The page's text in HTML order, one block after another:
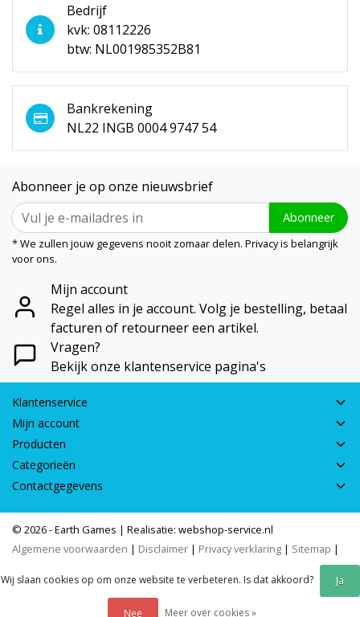
Bedrijf
kvk: 08112226
btw: NL001985352B81
Bankrekening
NL22 INGB 0004 9747 54
Abonneer je op onze nieuwsbrief
Abonneer
* We zullen jouw gegevens nooit zomaar delen. Privacy is belangrijk
voor ons.
Mijn account
Regel alles in je account. Volg je bestelling, betaal
facturen of retourneer een artikel.
Vragen?
Bekijk onze klantenservice pagina's
Klantenservice
Mijn account
Producten
Categorieën
Contactgegevens
© 2026 - Earth Games | Realisatie: webshop-service.nl
Algemene voorwaarden | Disclaimer | Privacy verklaring | Sitemap |
Wij slaan cookies op om onze website te verbeteren. Is dat akkoord? Ja
Nee Meer over cookies »